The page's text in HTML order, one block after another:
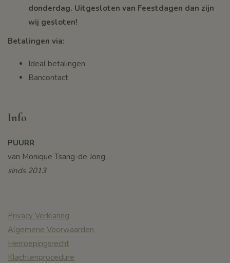
donderdag. Uitgesloten van Feestdagen dan zijn
wij gesloten!
Betalingen via:
Ideal betalingen
Bancontact
Info
PUURR
van Monique Tsang-de Jong
sinds 2013
Privacy Verklaring
Algemene Voorwaarden
Herroepingsrecht
Klachtenprocedure